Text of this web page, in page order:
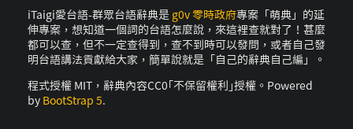
iTaigi愛台語-群眾台語辭典是 g0v 零時政府專案「萌典」的延
伸專案，想知道一個詞的台語怎麼說，來這裡查就對了！甚麼
都可以查，但不一定查得到，查不到時可以發問，或者自己發
明台語講法貢獻給大家，簡單說就是「自己的辭典自己編」。
程式授權 MIT，辭典內容CC0｢不保留權利｣授權。Powered
by BootStrap 5.